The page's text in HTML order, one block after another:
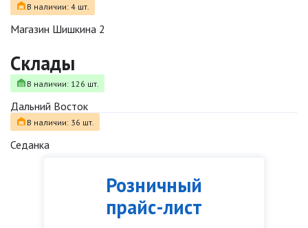
Розничный
прайс-лист
В наличии: 4 шт.
Магазин Шишкина 2
Склады
В наличии: 126 шт.
Дальний Восток
В наличии: 36 шт.
Седанка